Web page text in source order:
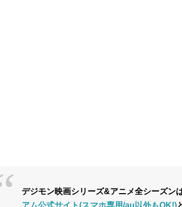
デジモン映画シリーズ&アニメ全シーズン
アム公式サイト(スマホ専用/au以外もOK!)